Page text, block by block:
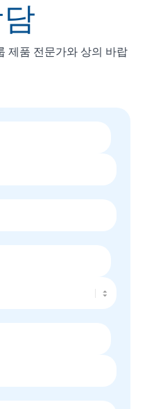
제품 전문가와 상의 바랍